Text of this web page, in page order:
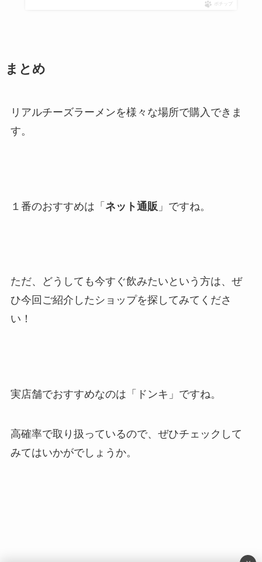
ポチップ
まとめ
リアルチーズラーメンを様々な場所で購入できま
す。
１番のおすすめは「 ネット通販 」ですね。
ただ、どうしても今すぐ飲みたいという方は、ぜ
ひ今回ご紹介したショップを探してみてくださ
い！
実店舗でおすすめなのは「ドンキ」ですね。
高確率で取り扱っているので、ぜひチェックして
みてはいかがでしょうか。